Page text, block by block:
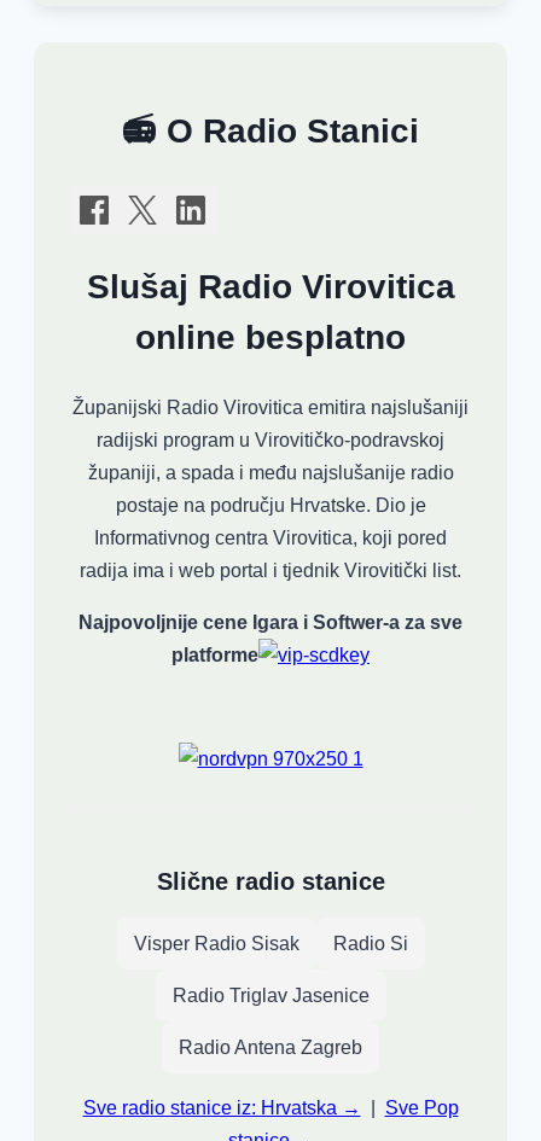
📻 O Radio Stanici
Slušaj Radio Virovitica
online besplatno
Županijski Radio Virovitica emitira najslušaniji
radijski program u Virovitičko-podravskoj
županiji, a spada i među najslušanije radio
postaje na području Hrvatske. Dio je
Informativnog centra Virovitica, koji pored
radija ima i web portal i tjednik Virovitički list.
Najpovoljnije cene Igara i Softwer-a za sve
platforme
Slične radio stanice
Visper Radio Sisak Radio Si
Radio Triglav Jasenice
Radio Antena Zagreb
Sve radio stanice iz: Hrvatska →
Sve Pop